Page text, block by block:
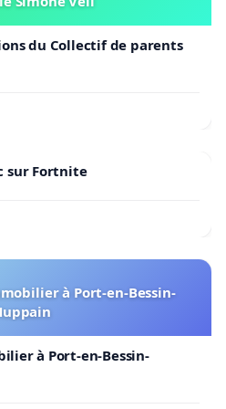
du Collectif de parents
sur Fortnite
à Port-en-Bessin-
à Port-en-Bessin-